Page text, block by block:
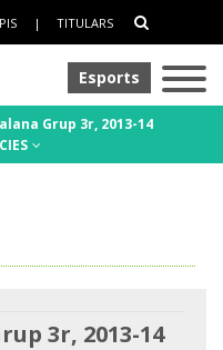
| TITULARS
Esports
Grup 3r, 2013-14
3r, 2013-14